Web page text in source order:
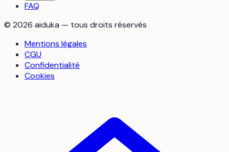
FAQ
© 2026 aiduka — tous droits réservés
Mentions légales
CGU
Confidentialité
Cookies